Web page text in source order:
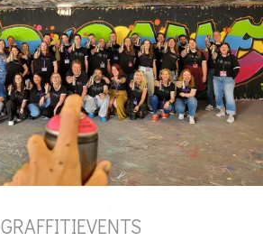
GRAFFITIEVENTS